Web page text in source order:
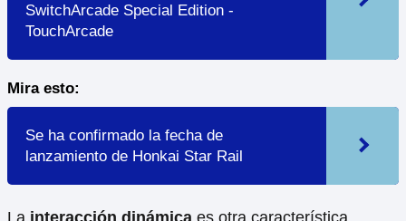
SwitchArcade Special Edition -
TouchArcade
Mira esto:
Se ha confirmado la fecha de
lanzamiento de Honkai Star Rail
La interacción dinámica es otra característica